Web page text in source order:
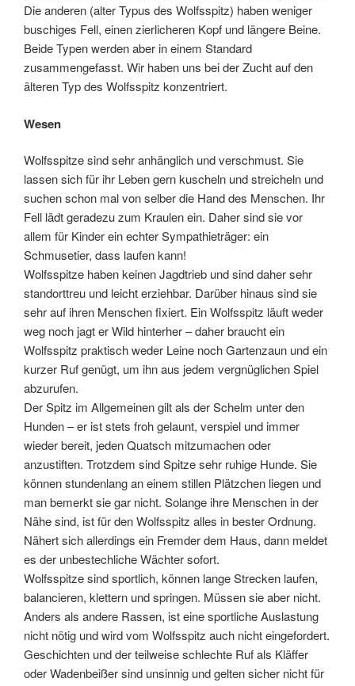
Die anderen (alter Typus des Wolfsspitz) haben weniger
buschiges Fell, einen zierlicheren Kopf und längere Beine.
Beide Typen werden aber in einem Standard
zusammengefasst. Wir haben uns bei der Zucht auf den
älteren Typ des Wolfsspitz konzentriert.
Wesen
Wolfsspitze sind sehr anhänglich und verschmust. Sie
lassen sich für ihr Leben gern kuscheln und streicheln und
suchen schon mal von selber die Hand des Menschen. Ihr
Fell lädt geradezu zum Kraulen ein. Daher sind sie vor
allem für Kinder ein echter Sympathieträger: ein
Schmusetier, dass laufen kann!
Wolfsspitze haben keinen Jagdtrieb und sind daher sehr
standorttreu und leicht erziehbar. Darüber hinaus sind sie
sehr auf ihren Menschen fixiert. Ein Wolfsspitz läuft weder
weg noch jagt er Wild hinterher – daher braucht ein
Wolfsspitz praktisch weder Leine noch Gartenzaun und ein
kurzer Ruf genügt, um ihn aus jedem vergnüglichen Spiel
abzurufen.
Der Spitz im Allgemeinen gilt als der Schelm unter den
Hunden – er ist stets froh gelaunt, verspiel und immer
wieder bereit, jeden Quatsch mitzumachen oder
anzustiften. Trotzdem sind Spitze sehr ruhige Hunde. Sie
können stundenlang an einem stillen Plätzchen liegen und
man bemerkt sie gar nicht. Solange ihre Menschen in der
Nähe sind, ist für den Wolfsspitz alles in bester Ordnung.
Nähert sich allerdings ein Fremder dem Haus, dann meldet
es der unbestechliche Wächter sofort.
Wolfsspitze sind sportlich, können lange Strecken laufen,
balancieren, klettern und springen. Müssen sie aber nicht.
Anders als andere Rassen, ist eine sportliche Auslastung
nicht nötig und wird vom Wolfsspitz auch nicht eingefordert.
Geschichten und der teilweise schlechte Ruf als Kläffer
oder Wadenbeißer sind unsinnig und gelten sicher nicht für